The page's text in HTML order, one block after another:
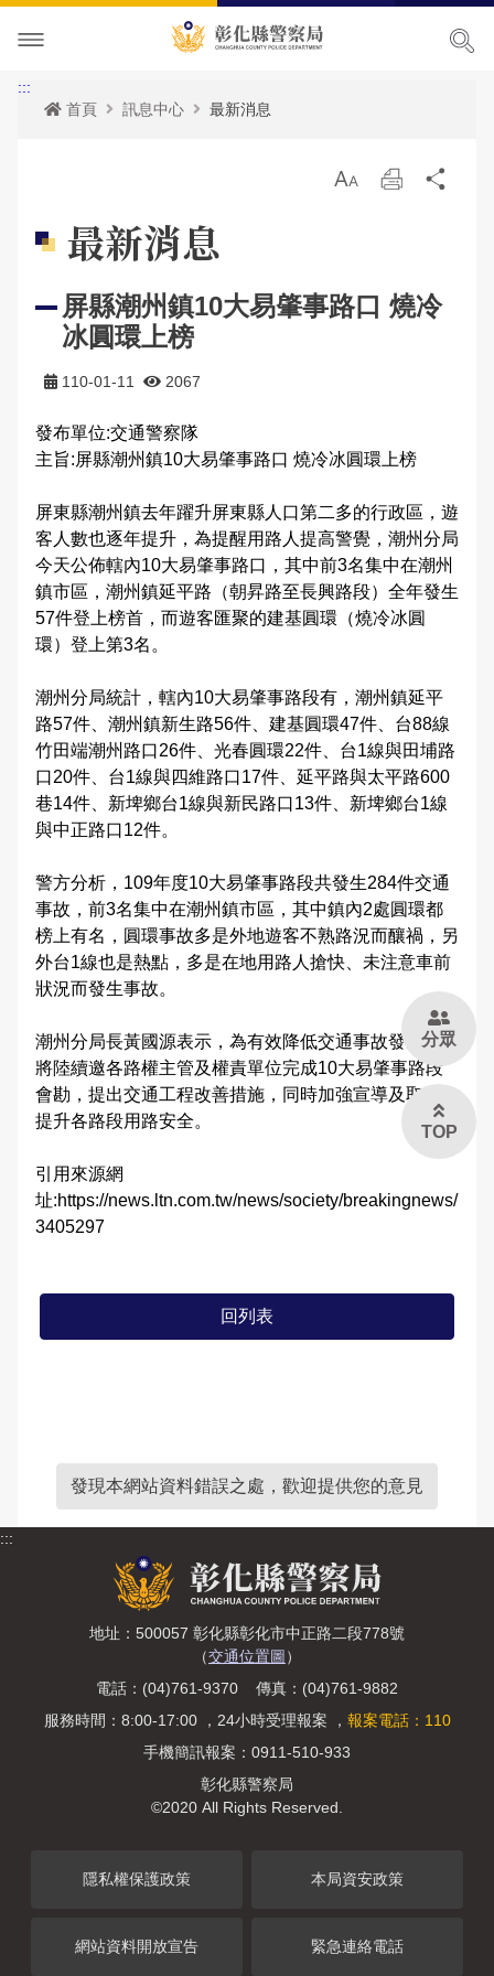
本局簡介
局長簡介
副局長簡介
組織職掌
組織架構
所屬直屬隊
聯絡方式
本館介紹及沿革
交通資訊
參訪須知
預約參訪
本局參訪須知
大事記
樓層環景導覽
緊急連絡電話
各項宣導
活動訊息
安全及衛生防護執行成果
公開徵信專區
RSS訊息中心
警政爭議訊息澄清
申辦服務
申辦資訊
常見問題
警政統計
應用統計分析專區
性別統計專區
統計資料視覺化查詢專區
雙語詞彙
性別主流化專區
相關連結
治安熱點
各分局分駐（派出）所服務據點
主題宣導
犯罪預防專區
測速照相地點
本縣易肇事路段
違規拖吊查詢
交通事故處理幫手
婦幼專區
婦幼安全警示地點
高再犯危險之性侵害加害人人數公告專區
防制人口販運宣導專區
警政APP下載
廉政指引
民防召募專區
彰化縣擴大召募有志青年加入民防團隊
民防相關法令及表格
民意廣場
警民交流留言板
影音多媒體
Youtube頻道
個人資料保護相關資料
偵查不公開專區
維護管理機制資訊專區
各類法規命令
業務統計
預算及決算書
公職人員利益衝突迴避法身分關係公開專區
政策及業務宣導資訊查詢專區
補助公告專區
內部控制聲明書
雙語詞彙
本局信箱
English
:::
首頁
訊息中心 最新消息
放 列
最新消息
屏縣潮州鎮10大易肇事路口 燒冷
冰圓環上榜
110-01-11 2067
發布單位:交通警察隊
主旨:屏縣潮州鎮10大易肇事路口 燒冷冰圓環上榜
屏東縣潮州鎮去年躍升屏東縣人口第二多的行政區，遊
客人數也逐年提升，為提醒用路人提高警覺，潮州分局
今天公佈轄內10大易肇事路口，其中前3名集中在潮州
鎮市區，潮州鎮延平路（朝昇路至長興路段）全年發生
57件登上榜首，而遊客匯聚的建基圓環（燒冷冰圓
環）登上第3名。
潮州分局統計，轄內10大易肇事路段有，潮州鎮延平
路57件、潮州鎮新生路56件、建基圓環47件、台88線
竹田端潮州路口26件、光春圓環22件、台1線與田埔路
口20件、台1線與四維路口17件、延平路與太平路600
巷14件、新埤鄉台1線與新民路口13件、新埤鄉台1線
與中正路口12件。
警方分析，109年度10大易肇事路段共發生284件交通
事故，前3名集中在潮州鎮市區，其中鎮內2處圓環都
榜上有名，圓環事故多是外地遊客不熟路況而釀禍，另
外台1線也是熱點，多是在地用路人搶快、未注意車前
狀況而發生事故。
潮州分局長黃國源表示，為有效降低交通事故發生率，
將陸續邀各路權主管及權責單位完成10大易肇事路段
會勘，提出交通工程改善措施，同時加強宣導及取締，
提升各路段用路安全。
引用來源網
址:https://news.ltn.com.tw/news/society/breakingnews/
3405297
回列表
發現本網站資料錯誤之處，歡迎提供您的意見
:::
地址：500057 彰化縣彰化市中正路二段778號
（交通位置圖 ）
電話：(04)761-9370 傳真：(04)761-9882
服務時間：8:00-17:00 ，24小時受理報案 ， 報案電話：110
手機簡訊報案：0911-510-933
彰化縣警察局
©2020 All Rights Reserved.
隱私權保護政策 本局資安政策
網站資料開放宣告 緊急連絡電話
分眾
TOP